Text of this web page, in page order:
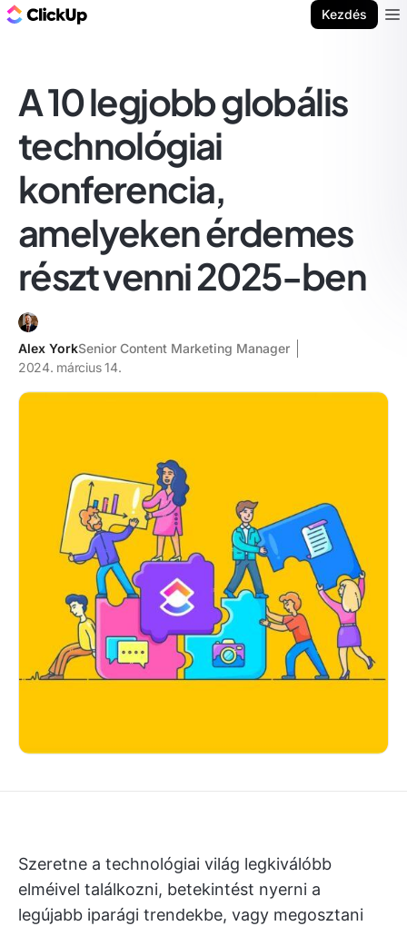
Kezdés
A 10 legjobb globális
technológiai
konferencia,
amelyeken érdemes
részt venni 2025-ben
Alex YorkSenior Content Marketing Manager
2024. március 14.
Szeretne a technológiai világ legkiválóbb
elméivel találkozni, betekintést nyerni a
legújabb iparági trendekbe, vagy megosztani